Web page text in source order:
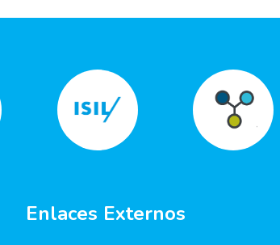
Enlaces Externos